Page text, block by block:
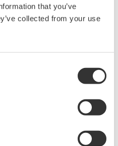
that you’ve
collected from your use